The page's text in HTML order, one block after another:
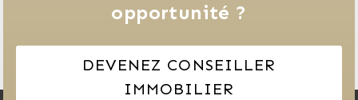
opportunité ?
DEVENEZ CONSEILLER
IMMOBILIER